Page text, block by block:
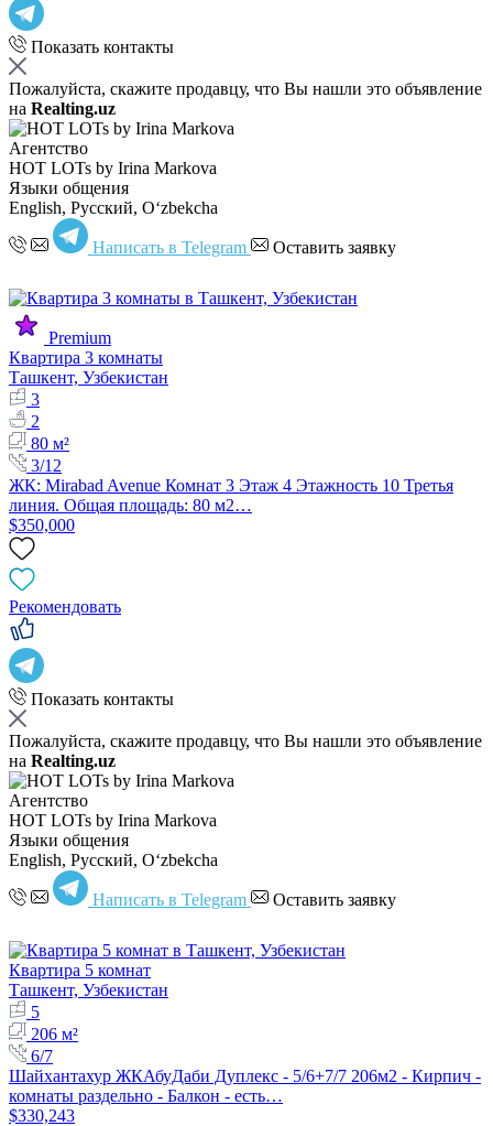
Показать контакты
Пожалуйста, скажите продавцу, что Вы нашли это объявление
на Realting.uz
Агентство
HOT LOTs by Irina Markova
Языки общения
English, Русский, Oʻzbekcha
Написать в Telegram Оставить заявку
Premium
Квартира 3 комнаты
Ташкент, Узбекистан
3
2
80 м²
3/12
ЖК: Mirabаd Avenue Комнат 3 Этаж 4 Этажность 10 Третья
линия. Общая площадь: 80 м2…
$350,000
Рекомендовать
Показать контакты
Пожалуйста, скажите продавцу, что Вы нашли это объявление
на Realting.uz
Агентство
HOT LOTs by Irina Markova
Языки общения
English, Русский, Oʻzbekcha
Написать в Telegram Оставить заявку
Квартира 5 комнат
Ташкент, Узбекистан
5
206 м²
6/7
Шайхантахур ЖКАбуДаби Дуплекс - 5/6+7/7 206м2 - Кирпич -
комнаты раздельно - Балкон - есть…
$330,243